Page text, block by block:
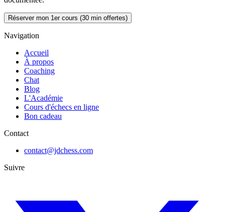
Réserver mon 1er cours (30 min offertes)
Navigation
Accueil
À propos
Coaching
Chat
Blog
L'Académie
Cours d'échecs en ligne
Bon cadeau
Contact
contact@jdchess.com
Suivre